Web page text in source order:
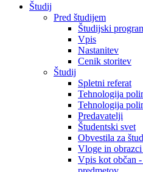
Študij
Pred študijem
Študijski
Vpis
Nastanitev
Cenik storitev
Študij
Spletni referat
Tehnologija
Tehnologija
Predavatelji
Študentski svet
Obvestila za
Vloge in obrazci
Vpis kot občan